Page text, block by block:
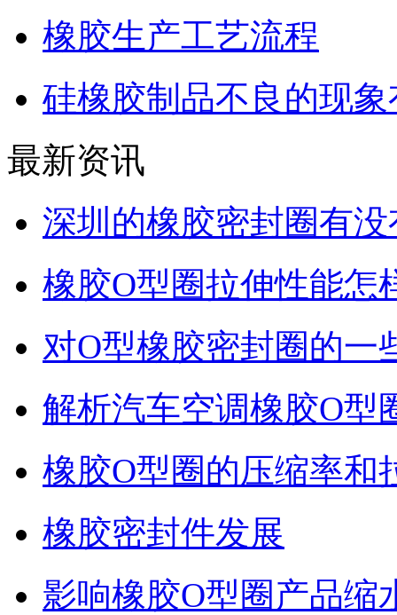
橡胶生产工艺流程
硅橡胶制品不良的现
最新资讯
深圳的橡胶密封圈有
橡胶O型圈拉伸性能
对O型橡胶密封圈的一
解析汽车空调橡胶O型
橡胶O型圈的压缩率和
橡胶密封件发展
影响橡胶O型圈产品